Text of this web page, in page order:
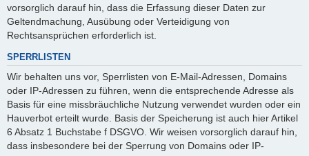
vorsorglich darauf hin, dass die Erfassung dieser Daten zur
Geltendmachung, Ausübung oder Verteidigung von
Rechtsansprüchen erforderlich ist.
SPERRLISTEN
Wir behalten uns vor, Sperrlisten von E-Mail-Adressen, Domains
oder IP-Adressen zu führen, wenn die entsprechende Adresse als
Basis für eine missbräuchliche Nutzung verwendet wurden oder ein
Hauverbot erteilt wurde. Basis der Speicherung ist auch hier Artikel
6 Absatz 1 Buchstabe f DSGVO. Wir weisen vorsorglich darauf hin,
dass insbesondere bei der Sperrung von Domains oder IP-